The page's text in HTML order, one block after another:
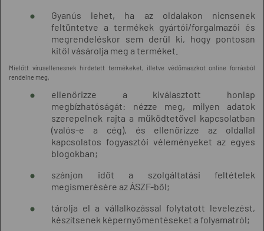
Gyanús lehet, ha az oldalakon nicnsenek
feltüntetve a termékek gyártói/forgalmazói és
megrendeléskor sem derül ki, hogy pontosan
kitől vásárolja meg a terméket.
Mielőtt vírusellenesnek hirdetett termékeket, illetve védőmaszkot online forrásból
rendelne meg,
ellenőrizze a kiválasztott honlap
megbízhatóságát: nézze meg, milyen adatok
szerepelnek rajta a működtetővel kapcsolatban
(valós-e a cég), és ellenőrizze az oldallal
kapcsolatos fogyasztói véleményeket az egyes
blogokban;
szánjon időt a szolgáltatási feltételek
megismerésére az ÁSZF-ből;
tárolja el a vállalkozással folytatott levelezést,
készítsenek képernyőmentéseket a folyamatról;